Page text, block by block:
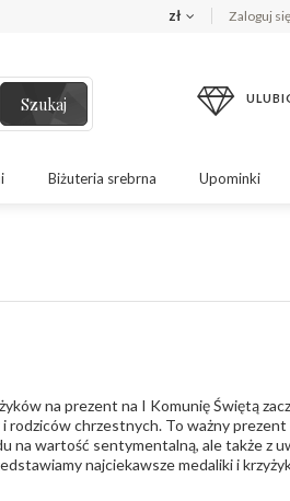
zł Zaloguj się
Szukaj
Biżuteria srebrna Upominki
na prezent na I Komunię Świętą
rodziców chrzestnych. To ważny prezent
na wartość sentymentalną, ale także z
najciekawsze medaliki i